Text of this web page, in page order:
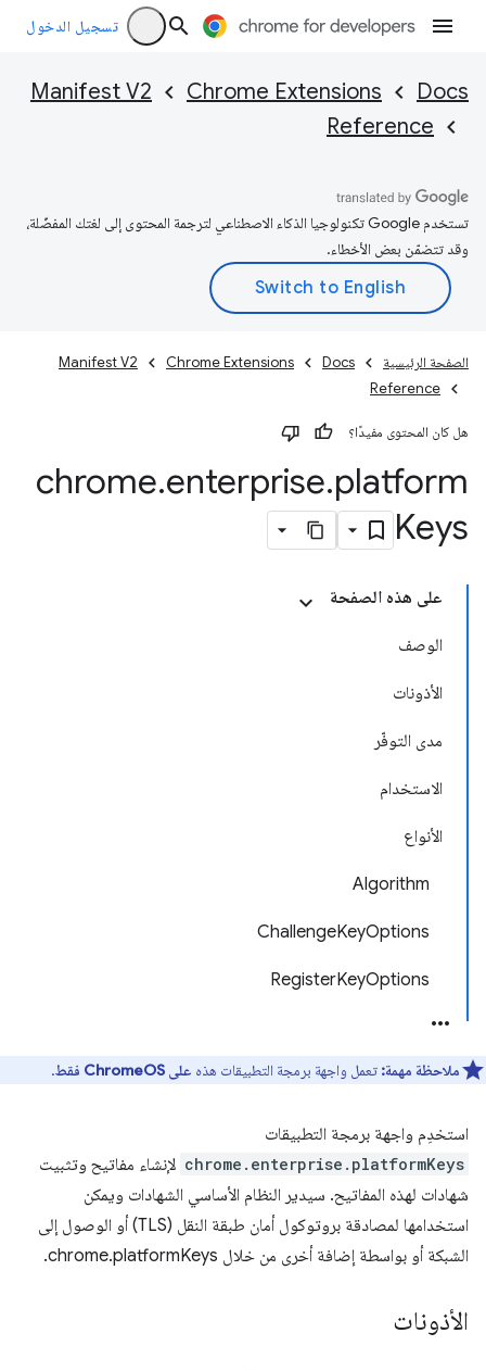
تسجيل الدخول
Docs
Chrome Extensions
Manifest V2
Reference
تستخدم Google تكنولوجيا الذكاء الاصطناعي لترجمة المحتوى إلى لغتك المفضّلة،
وقد تتضمّن بعض الأخطاء.
الصفحة الرئيسية Docs
Chrome Extensions
Manifest V2
Reference
هل كان المحتوى مفيدًا؟
chrome.enterprise.platform
Keys
على هذه الصفحة
الوصف
الأذونات
مدى التوفّر
الاستخدام
الأنواع
Algorithm
ChallengeKeyOptions
RegisterKeyOptions
ملاحظة مهمة: تعمل واجهة برمجة التطبيقات هذه على ChromeOS فقط .
استخدِم واجهة برمجة التطبيقات
chrome.enterprise.platformKeys لإنشاء مفاتيح وتثبيت
شهادات لهذه المفاتيح. سيدير النظام الأساسي الشهادات ويمكن
استخدامها لمصادقة بروتوكول أمان طبقة النقل (TLS) أو الوصول إلى
الشبكة أو بواسطة إضافة أخرى من خلال chrome.platformKeys.
الأذونات